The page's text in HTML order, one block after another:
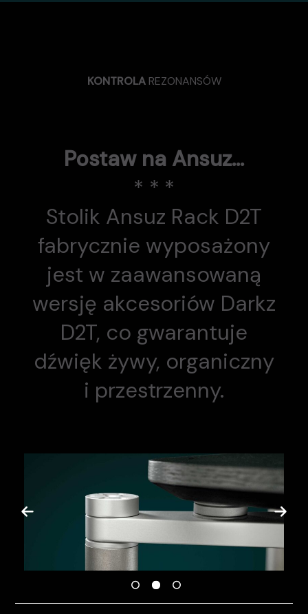
KONTROLAREZONANSÓW
Postaw na Ansuz…
* * *
Stolik Ansuz Rack D2T
fabrycznie wyposażony
jest w zaawansowaną
wersję akcesoriów Darkz
D2T, co gwarantuje
dźwięk żywy, organiczny
i przestrzenny.